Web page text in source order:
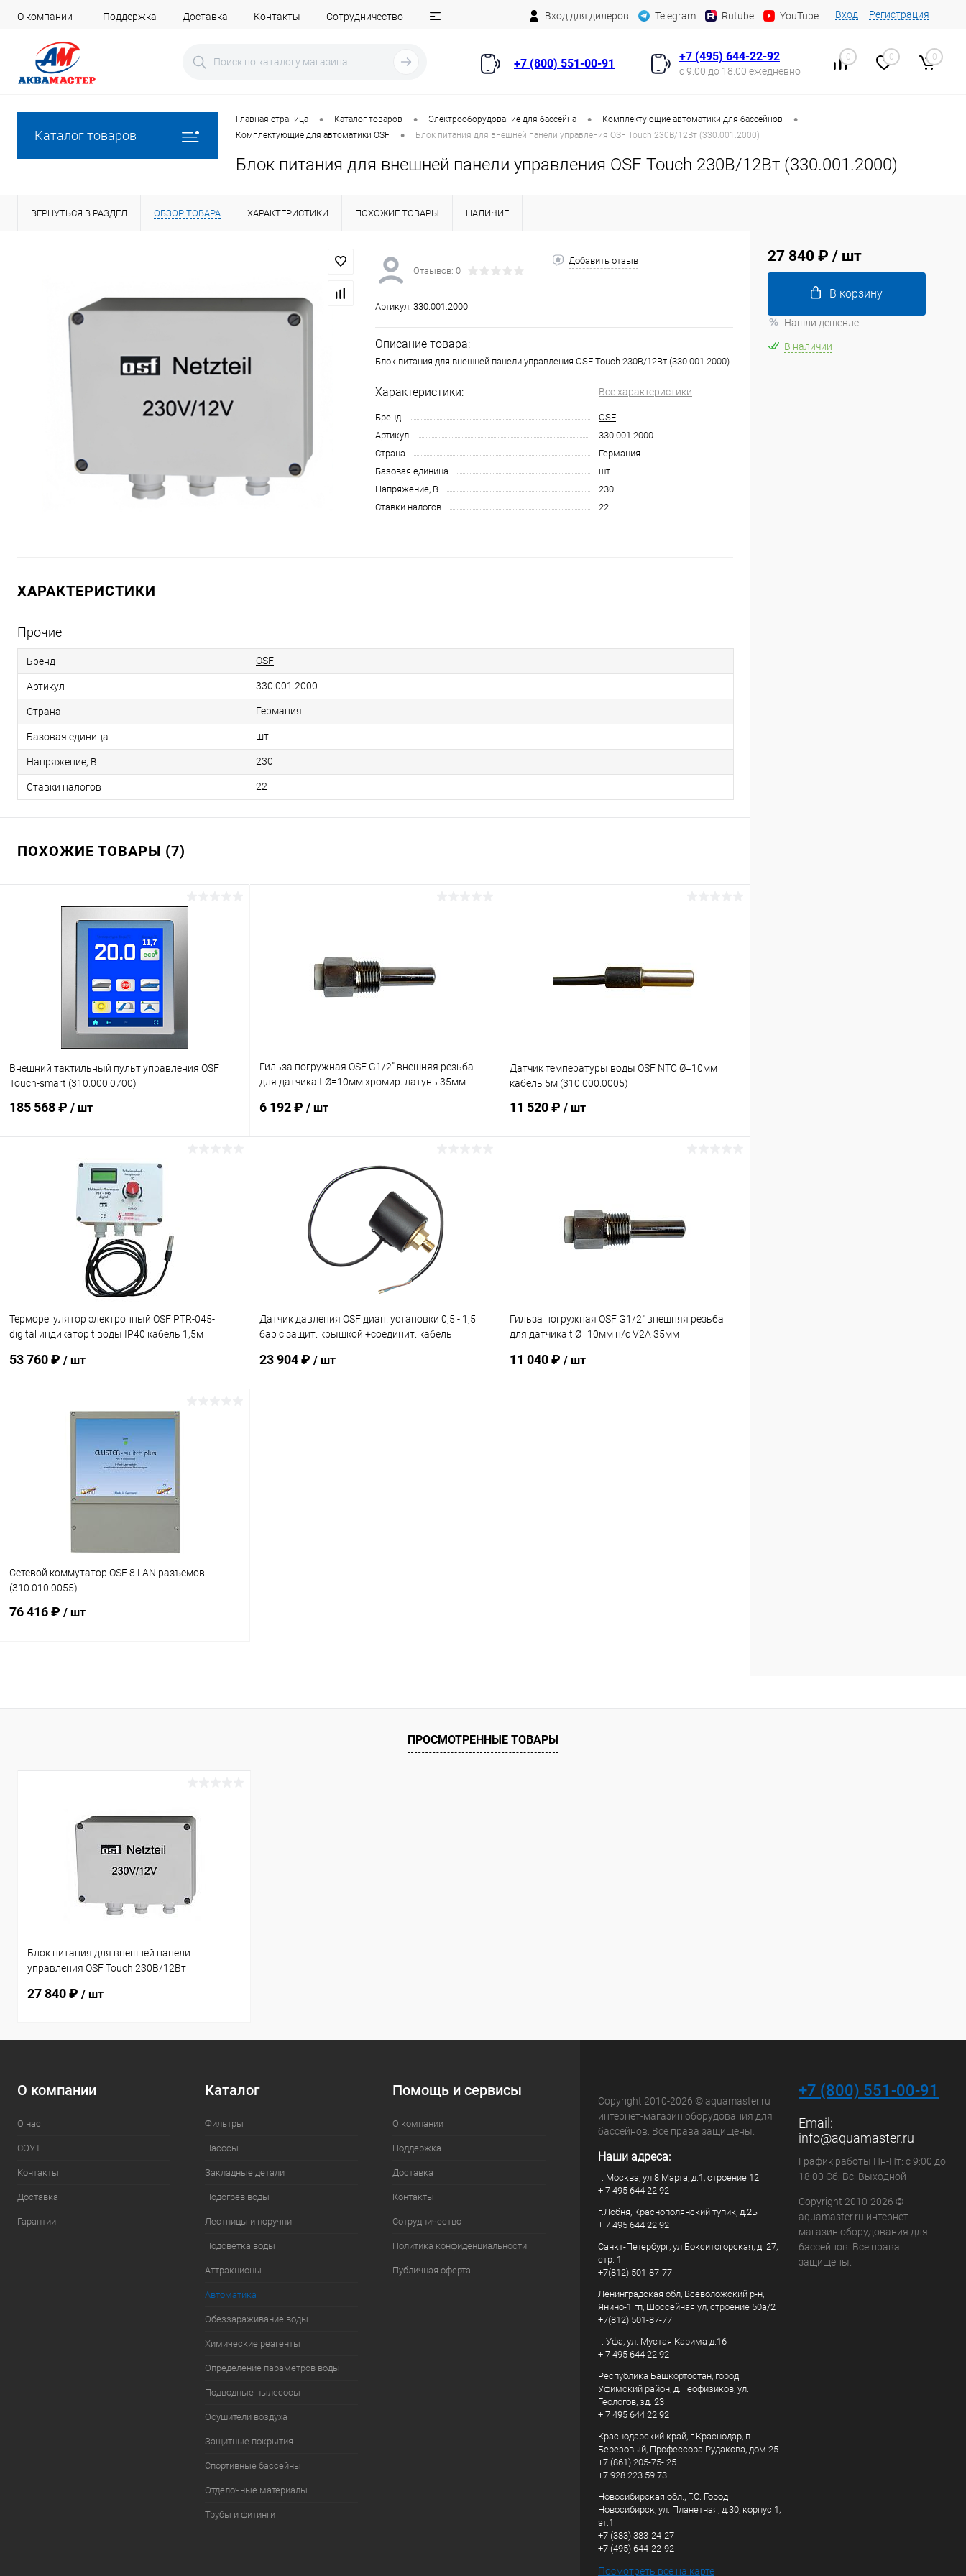
О компании Поддержка Доставка Контакты Сотрудничество Вход для дилеров Telegram Rutube YouTube Вход Регистрация
+7 (800) 551-00-91
+7 (495) 644-22-92
с 9:00 до 18:00 ежедневно
0 0 0
Каталог товаров
Главная страница • Каталог товаров • Электрооборудование для бассейна • Комплектующие автоматики для бассейнов •
Комплектующие для автоматики OSF • Блок питания для внешней панели управления OSF Touch 230В/12Вт (330.001.2000)
Блок питания для внешней панели управления OSF Touch 230В/12Вт (330.001.2000)
ВЕРНУТЬСЯ В РАЗДЕЛ ОБЗОР ТОВАРА ХАРАКТЕРИСТИКИ ПОХОЖИЕ ТОВАРЫ НАЛИЧИЕ
Отзывов: 0
Добавить отзыв
Артикул: 330.001.2000
Описание товара:
Блок питания для внешней панели управления OSF Touch 230В/12Вт (330.001.2000)
Характеристики: Все характеристики
Бренд
OSF
Артикул
330.001.2000
Страна
Германия
Базовая единица
шт
Напряжение, В
230
Ставки налогов
22
ХАРАКТЕРИСТИКИ
Прочие
Бренд OSF
Артикул 330.001.2000
Страна Германия
Базовая единица шт
Напряжение, В 230
Ставки налогов 22
ПОХОЖИЕ ТОВАРЫ (7)
Внешний тактильный пульт управления OSF
Touch-smart (310.000.0700)
185 568 ₽ / шт
В корзину
В наличии
Гильза погружная OSF G1/2" внешняя резьба
для датчика t Ø=10мм хромир. латунь 35мм
6 192 ₽ / шт
В корзину
В избранное
К сравнению В наличии
Датчик температуры воды OSF NTC Ø=10мм
кабель 5м (310.000.0005)
11 520 ₽ / шт
К сравнению В наличии
Терморегулятор электронный OSF PTR-045-
digital индикатор t воды IP40 кабель 1,5м
53 760 ₽ / шт
В корзину
Под заказ
Датчик давления OSF диап. установки 0,5 - 1,5
бар с защит. крышкой +соединит. кабель
23 904 ₽ / шт
Гильза погружная OSF G1/2" внешняя резьба
для датчика t Ø=10мм н/с V2A 35мм
11 040 ₽ / шт
Сетевой коммутатор OSF 8 LAN разъемов
(310.010.0055)
76 416 ₽ / шт
В избранное
27 840 ₽ / шт
В корзину
Нашли дешевле
В наличии
ПРОСМОТРЕННЫЕ ТОВАРЫ
Блок питания для внешней панели
управления OSF Touch 230В/12Вт
27 840 ₽ / шт
О компании
О нас
СОУТ
Контакты
Доставка
Гарантии
Каталог
Фильтры
Насосы
Закладные детали
Подогрев воды
Лестницы и поручни
Подсветка воды
Аттракционы
Автоматика
Обеззараживание воды
Химические реагенты
Определение параметров воды
Подводные пылесосы
Осушители воздуха
Защитные покрытия
Спортивные бассейны
Отделочные материалы
Трубы и фитинги
Помощь и сервисы
О компании
Поддержка
Доставка
Контакты
Сотрудничество
Политика конфиденциальности
Публичная оферта
Copyright 2010-2026 © aquamaster.ru
интернет-магазин оборудования для
бассейнов. Все права защищены.
Наши адреса:
г. Москва, ул.8 Марта, д.1, строение 12
+ 7 495 644 22 92
г.Лобня, Краснополянский тупик, д.2Б
+ 7 495 644 22 92
Санкт-Петербург, ул Бокситогорская, д. 27,
стр. 1
+7(812) 501-87-77
Ленинградская обл, Всеволожский р-н,
Янино-1 гп, Шоссейная ул, строение 50а/2
+7(812) 501-87-77
г. Уфа, ул. Мустая Карима д.16
+ 7 495 644 22 92
Республика Башкортостан, город
Уфимский район, д. Геофизиков, ул.
Геологов, зд. 23
+ 7 495 644 22 92
Краснодарский край, г Краснодар, п
Березовый, Профессора Рудакова, дом 25
+7 (861) 205-75- 25
+7 928 223 59 73
Новосибирская обл., Г.О. Город
Новосибирск, ул. Планетная, д.30, корпус 1,
эт.1.
+7 (383) 383-24-27
+7 (495) 644-22-92
Посмотреть все на карте
+7 (800) 551-00-91
Email:
info@aquamaster.ru
График работы Пн-Пт: с 9:00 до
18:00 Сб, Вс: Выходной
Copyright 2010-2026 ©
aquamaster.ru интернет-
магазин оборудования для
бассейнов. Все права
защищены.